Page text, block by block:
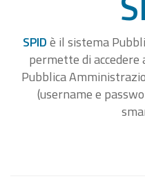
SPIDè il sistema
permette di
Pubblica
(username e